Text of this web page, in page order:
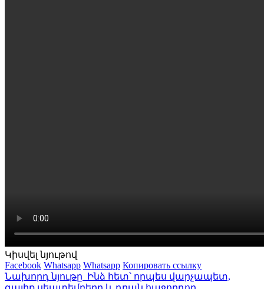
Կիսվել նյութով
Facebook Whatsapp Whatsapp Копировать ссылку
Նախորդ նյութը Ինձ հետ՝ որպես վարչապետ,